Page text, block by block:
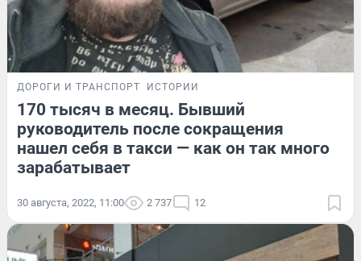
ДОРОГИ И ТРАНСПОРТ ИСТОРИИ
170 тысяч в месяц. Бывший
руководитель после сокращения
нашел себя в такси — как он так много
зарабатывает
30 августа, 2022, 11:00 2 737 12